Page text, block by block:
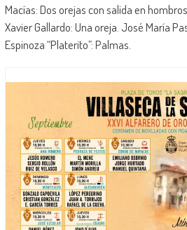
Macías: Dos orejas con salida en
Xavier Gallardo: Una oreja. José María
Espinoza “Platerito”: Palmas.